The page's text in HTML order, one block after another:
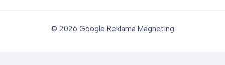
© 2026 Google Reklama Magneting